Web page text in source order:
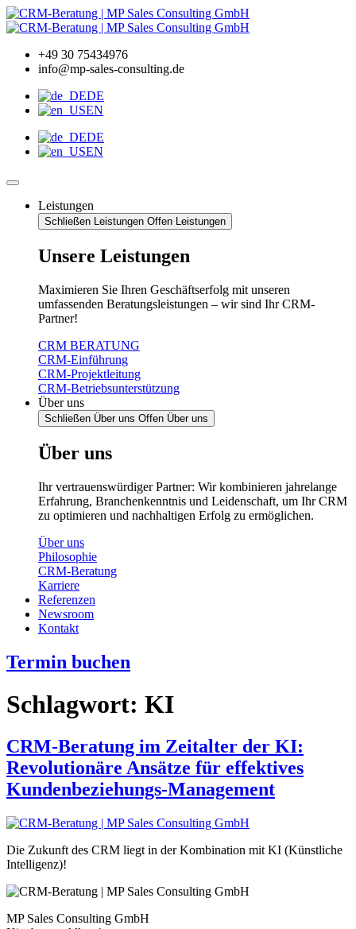
Zum
Inhalt
+49 30 75434976
info@mp-sales-consulting.de
DE
EN
DE
EN
Leistungen
Schließen Leistungen Offen Leistungen
Unsere Leistungen
Maximieren Sie Ihren Geschäftserfolg mit unseren
umfassenden Beratungsleistungen – wir sind Ihr CRM-
Partner!
CRM BERATUNG
CRM-Einführung
CRM-Projektleitung
CRM-Betriebsunterstützung
Über uns
Schließen Über uns Offen Über uns
Über uns
Ihr vertrauenswürdiger Partner: Wir kombinieren jahrelange
Erfahrung, Branchenkenntnis und Leidenschaft, um Ihr CRM
zu optimieren und nachhaltigen Erfolg zu ermöglichen.
Über uns
Philosophie
CRM-Beratung
Karriere
Referenzen
Newsroom
Kontakt
Termin buchen
Schlagwort: KI
CRM-Beratung im Zeitalter der KI:
Revolutionäre Ansätze für effektives
Kundenbeziehungs-Management
Die Zukunft des CRM liegt in der Kombination mit KI (Künstliche
Intelligenz)!
MP Sales Consulting GmbH